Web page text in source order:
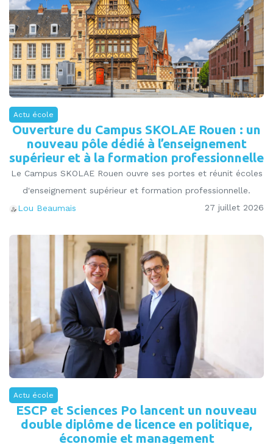
Actu école
Ouverture du Campus SKOLAE Rouen : un
nouveau pôle dédié à l’enseignement
supérieur et à la formation professionnelle
Le Campus SKOLAE Rouen ouvre ses portes et réunit écoles
d'enseignement supérieur et formation professionnelle.
Lou Beaumais
27 juillet 2026
Actu école
ESCP et Sciences Po lancent un nouveau
double diplôme de licence en politique,
économie et management